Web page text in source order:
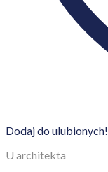
Dodaj do ulubionych!
U architekta